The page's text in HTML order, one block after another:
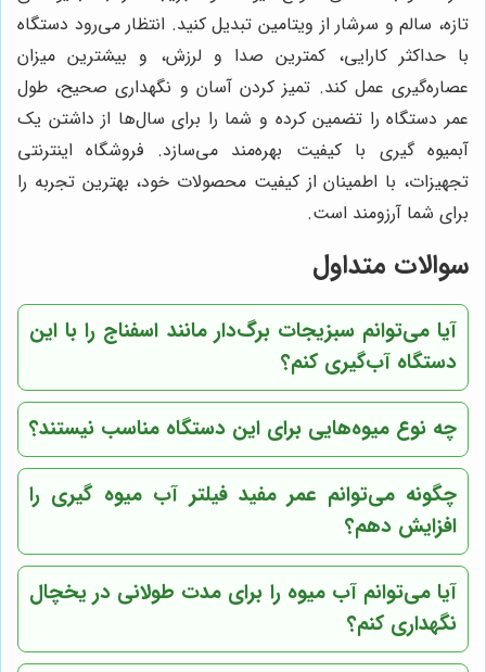
تازه، سالم و سرشار از ویتامین تبدیل کنید. انتظار می‌رود دستگاه
با حداکثر کارایی، کمترین صدا و لرزش، و بیشترین میزان
عصاره‌گیری عمل کند. تمیز کردن آسان و نگهداری صحیح، طول
عمر دستگاه را تضمین کرده و شما را برای سال‌ها از داشتن یک
آبمیوه گیری با کیفیت بهره‌مند می‌سازد. فروشگاه اینترنتی
تجهیزات، با اطمینان از کیفیت محصولات خود، بهترین تجربه را
برای شما آرزومند است.
سوالات متداول
آیا می‌توانم سبزیجات برگ‌دار مانند اسفناج را با این
دستگاه آب‌گیری کنم؟
چه نوع میوه‌هایی برای این دستگاه مناسب نیستند؟
چگونه می‌توانم عمر مفید فیلتر آب میوه گیری را
افزایش دهم؟
آیا می‌توانم آب میوه را برای مدت طولانی در یخچال
نگهداری کنم؟